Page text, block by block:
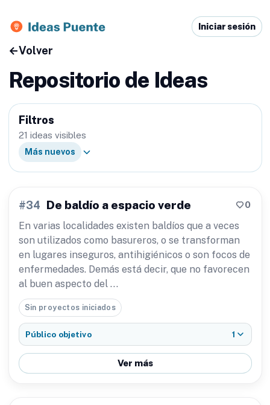
Iniciar sesión
←Volver
Repositorio de Ideas
Filtros
21 ideas visibles
Más nuevos
#34 De baldío a espacio verde 0
En varias localidades existen baldíos que a veces
son utilizados como basureros, o se transforman
en lugares inseguros, antihigiénicos o son focos de
enfermedades. Demás está decir, que no favorecen
al buen aspecto del …
Sin proyectos iniciados
Público objetivo 1
Ver más